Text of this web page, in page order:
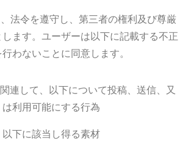
法令を遵守し、第三者の権利及び尊厳
ます。ユーザーは以下に記載する不正
わないことに同意します。
連して、以下について投稿、送信、又
は利用可能にする行為
以下に該当し得る素材